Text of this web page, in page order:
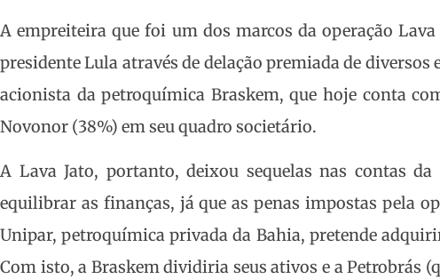
A empreiteira que foi um dos marcos da operação
presidente Lula através de delação premiada de
acionista da petroquímica Braskem, que hoje conta
Novonor (38%) em seu quadro societário.
A Lava Jato, portanto, deixou sequelas nas contas
equilibrar as finanças, já que as penas impostas pela
Unipar, petroquímica privada da Bahia, pretende
Com isto, a Braskem dividiria seus ativos e a Petrobrás